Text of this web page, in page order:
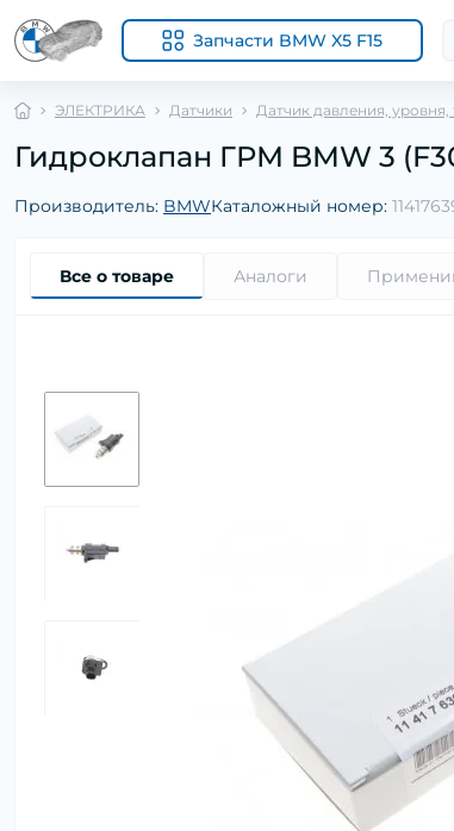
Запчасти BMW X5 F15
ЭЛЕКТРИКА Датчики Датчик давления,
Гидроклапан ГРМ BMW 3
Производитель: BMWКаталожный номер:
Все о товаре Аналоги